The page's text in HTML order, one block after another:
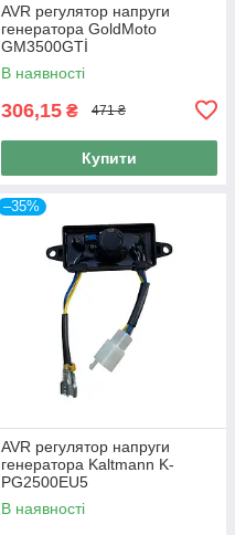
AVR регулятор напруги
генератора GoldMoto
GM3500GTİ
В наявності
306,15 ₴ 471 ₴
Купити
–35%
AVR регулятор напруги
генератора Kaltmann K-
PG2500EU5
В наявності